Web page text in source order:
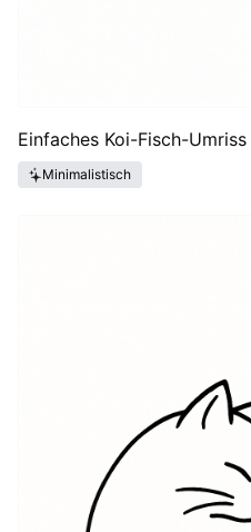
Einfaches Koi-Fisch-
Minimalistisch